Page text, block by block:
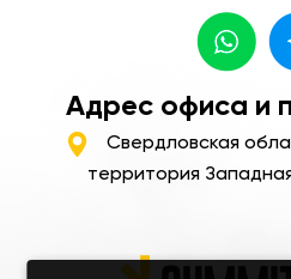
Адрес офиса и
Свердловская
территория